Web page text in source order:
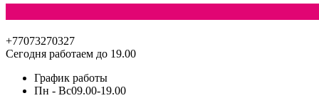
+77073270327
Сегодня работаем до 19.00
График работы
Пн - Вс09.00-19.00